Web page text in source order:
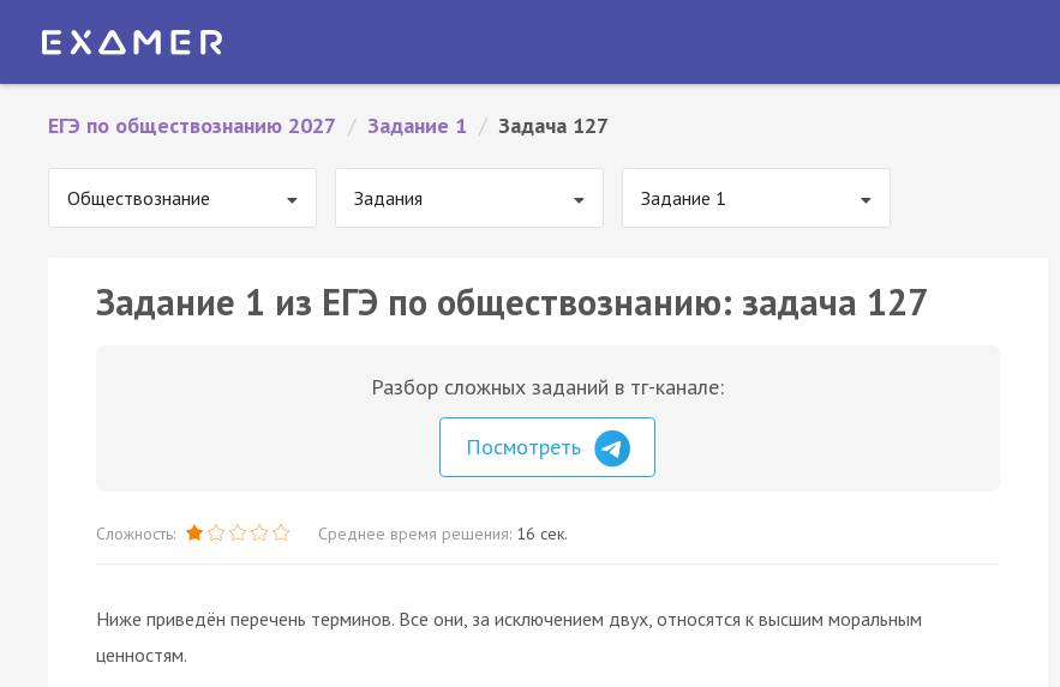
ЕГЭ по обществознанию 2027 / Задание 1 / Задача 127
Обществознание Задания Задание 1
Задание 1 из ЕГЭ по обществознанию: задача 127
Разбор сложных заданий в тг-канале:
Посмотреть
Сложность: Среднее время решения: 16 сек.
Ниже приведён перечень терминов. Все они, за исключением двух, относятся к высшим моральным
ценностям.